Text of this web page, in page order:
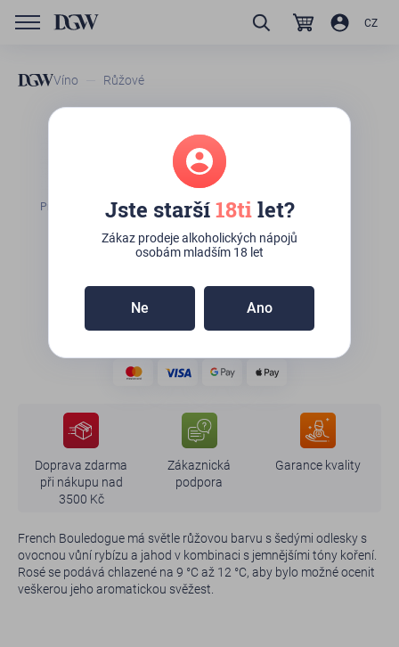
CZ
Víno Růžové
French Bouledogue Rosé
Praha)
Doprava zdarma
při nákupu nad
3500 Kč
Zákaznická
podpora
Garance kvality
French Bouledogue má světle růžovou barvu s šedými odlesky s
ovocnou vůní rybízu a jahod v kombinaci s jemnějšími tóny koření.
Rosé se podává chlazené na 9 °C až 12 °C, aby bylo možné ocenit
veškerou jeho aromatickou svěžest.
Jste starší18tilet?
Zákaz prodeje alkoholických nápojů
osobám mladším 18 let
Ne Ano